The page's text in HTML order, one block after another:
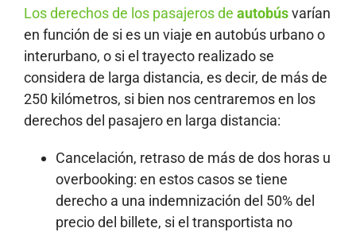
Los derechos de los pasajeros de autobúsvarían
en función de si es un viaje en autobús urbano o
interurbano, o si el trayecto realizado se
considera de larga distancia, es decir, de más de
250 kilómetros, si bien nos centraremos en los
derechos del pasajero en larga distancia:
Cancelación, retraso de más de dos horas u
overbooking: en estos casos se tiene
derecho a una indemnización del 50% del
precio del billete, si el transportista no